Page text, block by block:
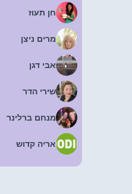
חן תעוז
מרים ניצן
אבי דגן
שירי הדר
מנחם ברלינר
אריה קדוש